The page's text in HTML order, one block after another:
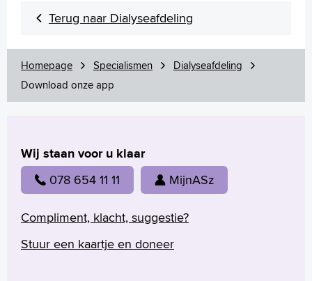
Français
Türkçe
Arabisch
Terug naar Dialyseafdeling
Homepage Specialismen
Dialyseafdeling
Download onze app
Wij staan voor u klaar
078 654 11 11 MijnASz
Compliment, klacht, suggestie?
Stuur een kaartje en doneer